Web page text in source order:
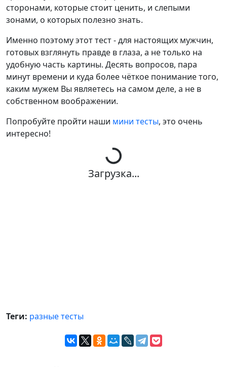
сторонами, которые стоит ценить, и слепыми
зонами, о которых полезно знать.
Именно поэтому этот тест - для настоящих мужчин,
готовых взглянуть правде в глаза, а не только на
удобную часть картины. Десять вопросов, пара
минут времени и куда более чёткое понимание того,
каким мужем Вы являетесь на самом деле, а не в
собственном воображении.
Попробуйте пройти наши мини тесты, это очень
интересно!
Загрузка...
Теги: разные тесты